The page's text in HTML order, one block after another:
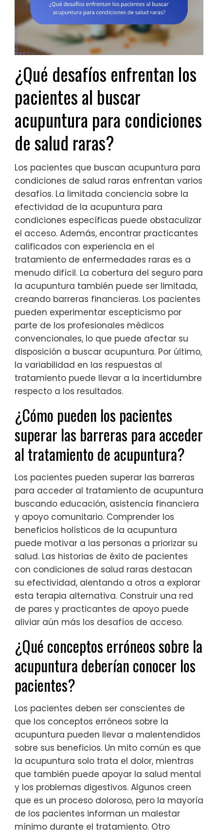
¿Qué desafíos enfrentan los
pacientes al buscar
acupuntura para condiciones
de salud raras?
Los pacientes que buscan acupuntura para
condiciones de salud raras enfrentan varios
desafíos. La limitada conciencia sobre la
efectividad de la acupuntura para
condiciones específicas puede obstaculizar
el acceso. Además, encontrar practicantes
calificados con experiencia en el
tratamiento de enfermedades raras es a
menudo difícil. La cobertura del seguro para
la acupuntura también puede ser limitada,
creando barreras financieras. Los pacientes
pueden experimentar escepticismo por
parte de los profesionales médicos
convencionales, lo que puede afectar su
disposición a buscar acupuntura. Por último,
la variabilidad en las respuestas al
tratamiento puede llevar a la incertidumbre
respecto a los resultados.
¿Cómo pueden los pacientes
superar las barreras para acceder
al tratamiento de acupuntura?
Los pacientes pueden superar las barreras
para acceder al tratamiento de acupuntura
buscando educación, asistencia financiera
y apoyo comunitario. Comprender los
beneficios holísticos de la acupuntura
puede motivar a las personas a priorizar su
salud. Las historias de éxito de pacientes
con condiciones de salud raras destacan
su efectividad, alentando a otros a explorar
esta terapia alternativa. Construir una red
de pares y practicantes de apoyo puede
aliviar aún más los desafíos de acceso.
¿Qué conceptos erróneos sobre la
acupuntura deberían conocer los
pacientes?
Los pacientes deben ser conscientes de
que los conceptos erróneos sobre la
acupuntura pueden llevar a malentendidos
sobre sus beneficios. Un mito común es que
la acupuntura solo trata el dolor, mientras
que también puede apoyar la salud mental
y los problemas digestivos. Algunos creen
que es un proceso doloroso, pero la mayoría
de los pacientes informan un malestar
mínimo durante el tratamiento. Otro